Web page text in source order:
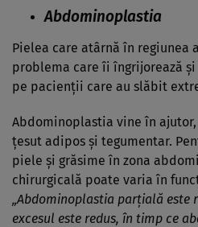
Abdominoplastia
Pielea care atârnă în regiunea
problema care îi îngrijorează
pe pacienții care au slăbit
Abdominoplastia vine în
țesut adipos și tegumentar.
piele și grăsime în zona
chirurgicală poate varia în
„Abdominoplastia parțială este
excesul este redus, în timp ce